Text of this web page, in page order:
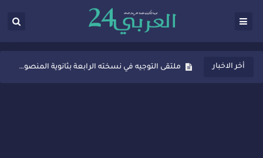
أخر الاخبار
ثانوية المنصور الذهبي بسيدي قاسم تُعزّز ثقافة التوجيه المدرسي بمبادرة نوعية تجمع بين التفاعل والتكريم
ملتقى التوجيه في نسخته الرابعة بثانوية المنصور الذهبي بسيدي قاسم